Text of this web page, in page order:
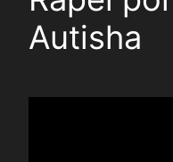
Autisha